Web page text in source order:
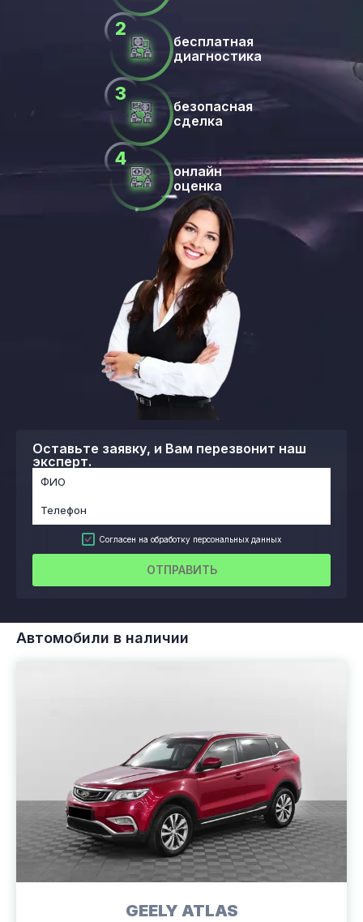
Оставьте заявку, и Вам перезвонит наш
эксперт.
Согласен на обработку персональных данных
ОТПРАВИТЬ
бесплатная
диагностика
безопасная
сделка
онлайн
оценка
Автомобили в наличии
GEELY ATLAS